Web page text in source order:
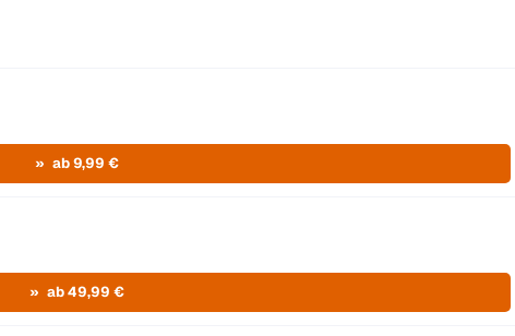
ab 9,99 €
ab 49,99 €